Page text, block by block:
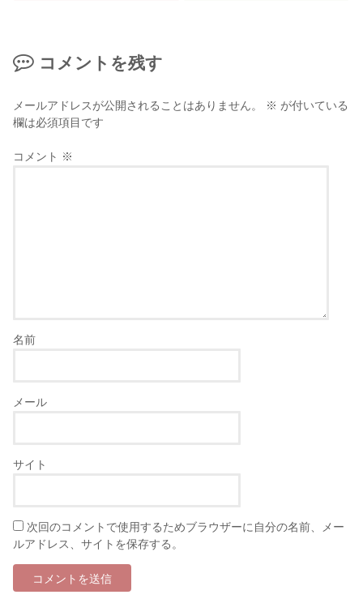
コメントを残す
メールアドレスが公開されることはありません。 ※ が付いている
欄は必須項目です
コメント ※
名前
メール
サイト
次回のコメントで使用するためブラウザーに自分の名前、メー
ルアドレス、サイトを保存する。